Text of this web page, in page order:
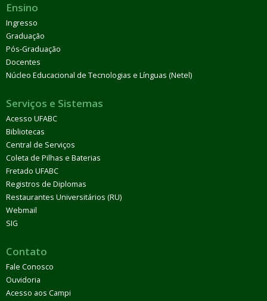
Ensino
Ingresso
Graduação
Pós-Graduação
Docentes
Núcleo Educacional de Tecnologias e Línguas (Netel)
Serviços e Sistemas
Acesso UFABC
Bibliotecas
Central de Serviços
Coleta de Pilhas e Baterias
Fretado UFABC
Registros de Diplomas
Restaurantes Universitários (RU)
Webmail
SIG
Contato
Fale Conosco
Ouvidoria
Acesso aos Campi